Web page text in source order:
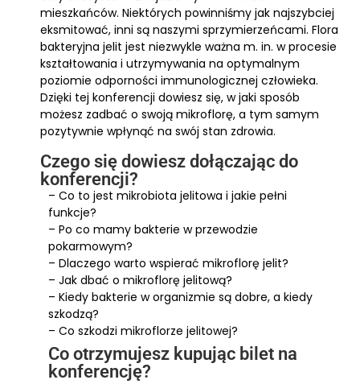
mieszkańców. Niektórych powinniśmy jak najszybciej
eksmitować, inni są naszymi sprzymierzeńcami. Flora
bakteryjna jelit jest niezwykle ważna m. in. w procesie
kształtowania i utrzymywania na optymalnym
poziomie odporności immunologicznej człowieka.
Dzięki tej konferencji dowiesz się, w jaki sposób
możesz zadbać o swoją mikroflorę, a tym samym
pozytywnie wpłynąć na swój stan zdrowia.
Czego się dowiesz dołączając do
konferencji?
– Co to jest mikrobiota jelitowa i jakie pełni
funkcje?
– Po co mamy bakterie w przewodzie
pokarmowym?
– Dlaczego warto wspierać mikroflorę jelit?
– Jak dbać o mikroflorę jelitową?
– Kiedy bakterie w organizmie są dobre, a kiedy
szkodzą?
– Co szkodzi mikroflorze jelitowej?
Co otrzymujesz kupując bilet na
konferencję?